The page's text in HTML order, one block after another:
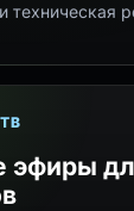
техническая
эфиры